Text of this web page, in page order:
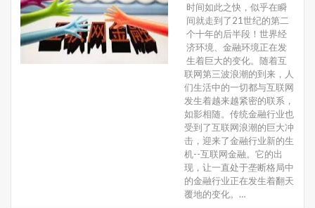
时间如此之快，似乎在瞬
间就走到了21世纪的第二
个十年的后半段！世界经
济环境、金融环境正在发
生着巨大的变化。随着互
联网第三波浪潮的到来，人
们生活中的一切都与互联网
发生着越来越紧密的联系，
如影相随。传统金融行业也
受到了互联网浪潮的巨大冲
击，迎来了金融行业新的生
机--互联网金融。它的出
现，让一直处于垄断格局中
的金融行业正在发生着翻天
覆地的变化。…